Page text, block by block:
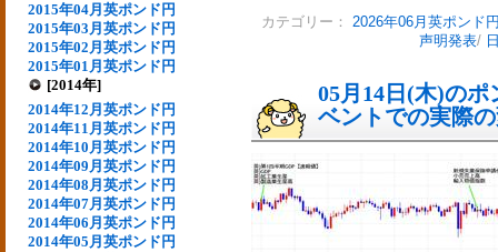
2015年04月英ポンド円
2015年03月英ポンド円
2015年02月英ポンド円
2015年01月英ポンド円
[2014年]
2014年12月英ポンド円
2014年11月英ポンド円
2014年10月英ポンド円
2014年09月英ポンド円
2014年08月英ポンド円
2014年07月英ポンド円
2014年06月英ポンド円
2014年05月英ポンド円
カテゴリー： 2026年06月英ポンド
声明発表/
05月14日(木)の
ベントでの実際